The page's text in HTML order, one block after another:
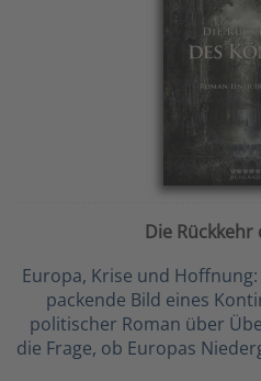
Die Rückkehr
Europa, Krise und
packende Bild eines
politischer Roman über
die Frage, ob Europas